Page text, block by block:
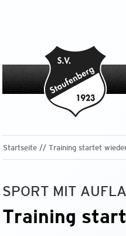
Startseite Training startet
SPORT MIT
Training